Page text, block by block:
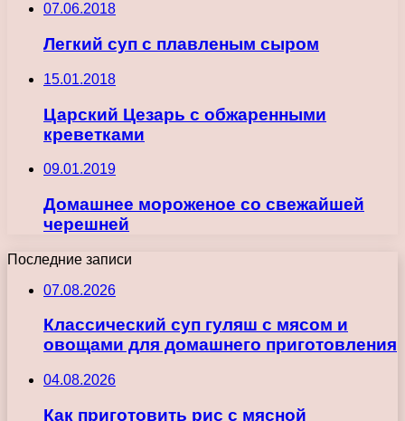
07.06.2018
Легкий суп с плавленым сыром
15.01.2018
Царский Цезарь с обжаренными
креветками
09.01.2019
Домашнее мороженое со свежайшей
черешней
Последние записи
07.08.2026
Классический суп гуляш с мясом и
овощами для домашнего приготовления
04.08.2026
Как приготовить рис с мясной